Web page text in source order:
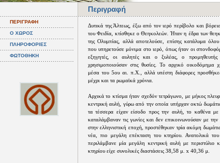
Περιγραφή
ΠΕΡΙΓΡΑΦΗ
Ο ΧΩΡΟΣ
ΠΛΗΡΟΦΟΡΙΕΣ
ΦΩΤΟΘΗΚΗ
Δυτικά της Άλτεως, έξω από τον ιερό περίβολο και
του Φειδία, κτίσθηκε ο Θεηκολεών. Ήταν η έδρα των
της Ολυμπίας, αλλά αποτελούσε, επίσης κατάλυμα
που υπηρετούσε μόνιμα στο ιερό, όπως ήταν οι
εξηγητές, οι αυλητές και ο ξυλέας, ο
χρησιμοποιούσαν στις θυσίες. Το αρχικό οικοδόμημα
μέσα του 5ου αι. π.Χ., αλλά υπέστη διάφορες
μέχρι και τα ρωμαϊκά χρόνια.
Αρχικά το κτίσμα ήταν σχεδόν τετράγωνο, με μήκος
κεντρική αυλή, γύρω από την οποία υπήρχαν οκτώ
τα τέσσερα είχαν είσοδο προς την αυλή, το καθένα
καταλάμβαναν τις γωνίες και δεν επικοινωνούσαν με
στην ελληνιστική εποχή, προστέθηκαν τρία ακόμη
νέα, πιο μεγάλη επέκταση του κτηρίου. Ανατολικά
περιλάμβανε μία μεγάλη κεντρική αυλή με
κτηρίου είχε συνολικές διαστάσεις 38,58 μ. x 40,36 μ.